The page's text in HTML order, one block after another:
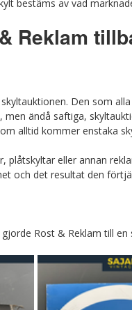
bestäms av vad
Reklam
Den som
men ändå saftiga,
alltid kommer enstaka
plåtskyltar eller annan
och det resultat den
Rost & Reklam till en